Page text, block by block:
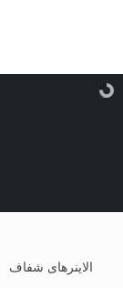
الاینرهای شفاف